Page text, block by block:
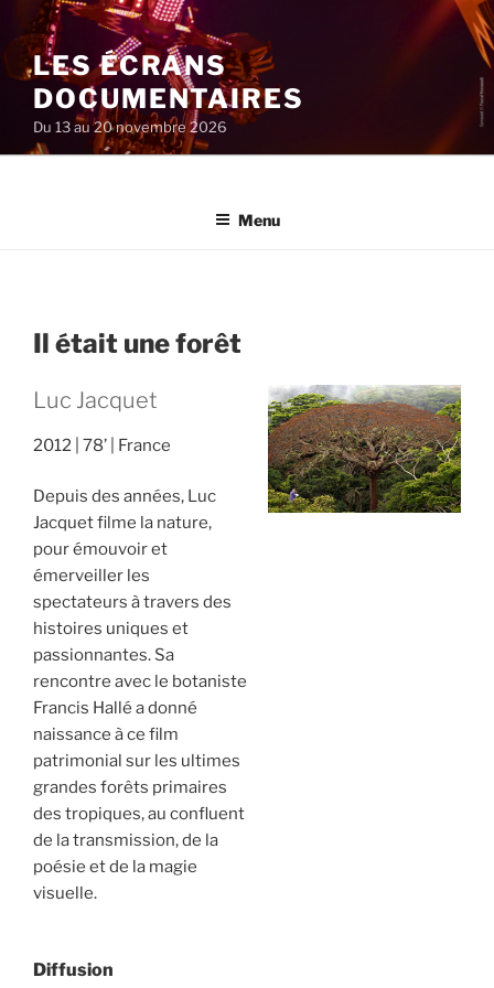
au
contenu
principal
LES ÉCRANS
DOCUMENTAIRES
Du 13 au 20 novembre 2026
Menu
Il était une forêt
Luc Jacquet
2012 78’ France
Depuis des années, Luc
Jacquet filme la nature,
pour émouvoir et
émerveiller les
spectateurs à travers des
histoires uniques et
passionnantes. Sa
rencontre avec le botaniste
Francis Hallé a donné
naissance à ce film
patrimonial sur les ultimes
grandes forêts primaires
des tropiques, au confluent
de la transmission, de la
poésie et de la magie
visuelle.
Diffusion